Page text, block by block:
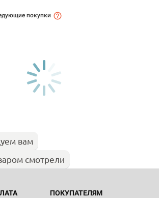
покупки
вам
смотрели
ПОКУПАТЕЛЯМ